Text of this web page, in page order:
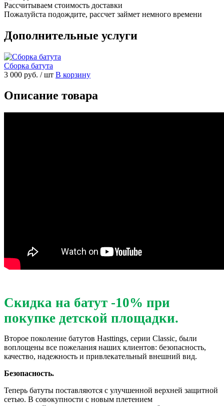
Рассчитываем стоимость доставки
Пожалуйста подождите, рассчет займет немного времени
Дополнительные услуги
Сборка батута
3 000 руб. / шт В корзину
Описание товара
Скидка на батут -10% при
покупке детской площадки.
Второе поколение батутов Hasttings, серии Classic, были
воплощены все пожелания наших клиентов: безопасность,
качество, надежность и привлекательный внешний вид.
Безопасность.
Теперь батуты поставляются с улучшенной верхней защитной
сетью. В совокупности с новым плетением